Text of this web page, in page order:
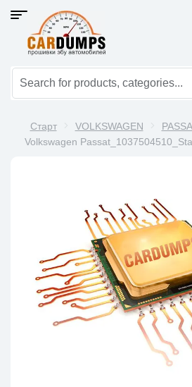
Старт VOLKSWAGEN
Volkswagen